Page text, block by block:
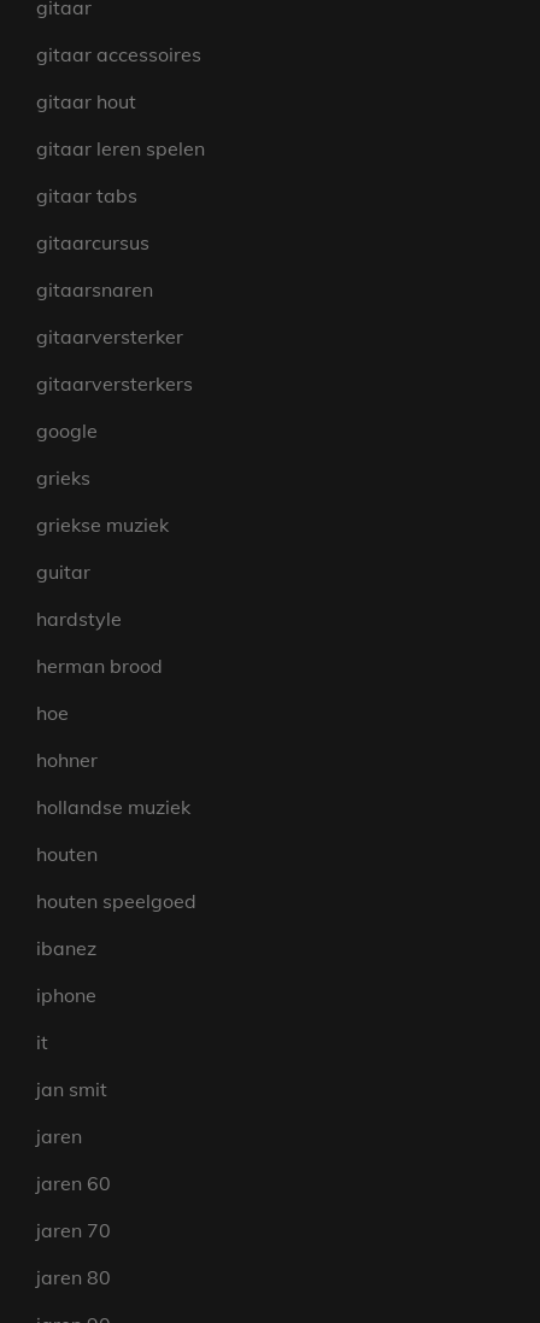
gitaar
gitaar accessoires
gitaar hout
gitaar leren spelen
gitaar tabs
gitaarcursus
gitaarsnaren
gitaarversterker
gitaarversterkers
google
grieks
griekse muziek
guitar
hardstyle
herman brood
hoe
hohner
hollandse muziek
houten
houten speelgoed
ibanez
iphone
it
jan smit
jaren
jaren 60
jaren 70
jaren 80